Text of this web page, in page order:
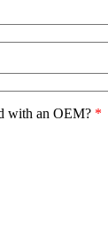
with an OEM? *